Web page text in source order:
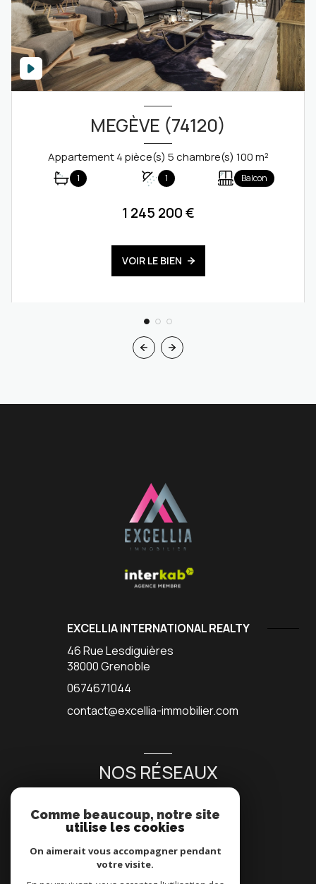
MEGÈVE (74120)
Appartement 4 pièce(s) 5 chambre(s) 100 m²
1 1 Balcon
1 245 200 €
VOIR LE BIEN
EXCELLIA INTERNATIONAL REALTY
46 Rue Lesdiguières
38000Grenoble
0674671044
contact@excellia-immobilier.com
NOS RÉSEAUX
NOUS SUIVRE
Comme beaucoup, notre site
utilise les cookies
On aimerait vous accompagner pendant
votre visite.